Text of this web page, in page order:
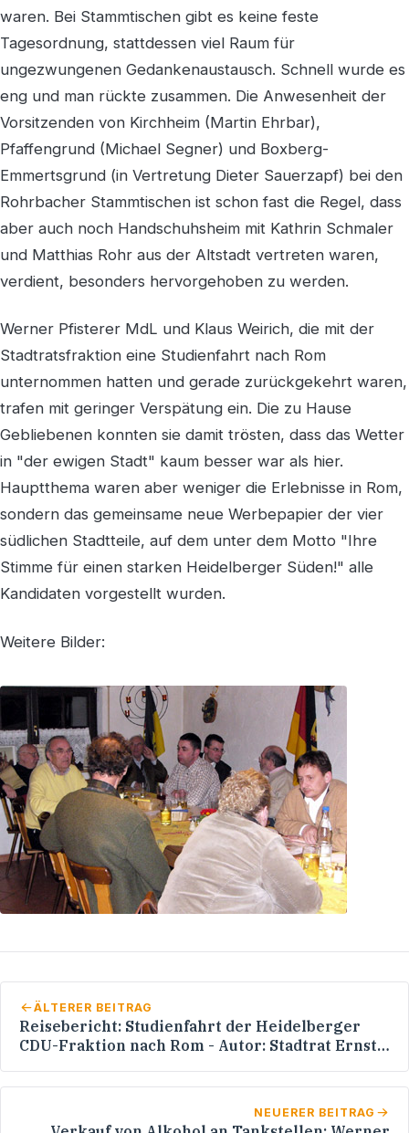
waren. Bei Stammtischen gibt es keine feste
Tagesordnung, stattdessen viel Raum für
ungezwungenen Gedankenaustausch. Schnell wurde es
eng und man rückte zusammen. Die Anwesenheit der
Vorsitzenden von Kirchheim (Martin Ehrbar),
Pfaffengrund (Michael Segner) und Boxberg-
Emmertsgrund (in Vertretung Dieter Sauerzapf) bei den
Rohrbacher Stammtischen ist schon fast die Regel, dass
aber auch noch Handschuhsheim mit Kathrin Schmaler
und Matthias Rohr aus der Altstadt vertreten waren,
verdient, besonders hervorgehoben zu werden.
Werner Pfisterer MdL und Klaus Weirich, die mit der
Stadtratsfraktion eine Studienfahrt nach Rom
unternommen hatten und gerade zurückgekehrt waren,
trafen mit geringer Verspätung ein. Die zu Hause
Gebliebenen konnten sie damit trösten, dass das Wetter
in "der ewigen Stadt" kaum besser war als hier.
Hauptthema waren aber weniger die Erlebnisse in Rom,
sondern das gemeinsame neue Werbepapier der vier
südlichen Stadtteile, auf dem unter dem Motto "Ihre
Stimme für einen starken Heidelberger Süden!" alle
Kandidaten vorgestellt wurden.
Weitere Bilder:
ÄLTERER BEITRAG
Reisebericht: Studienfahrt der Heidelberger
CDU-Fraktion nach Rom - Autor: Stadtrat Ernst
NEUERER BEITRAG